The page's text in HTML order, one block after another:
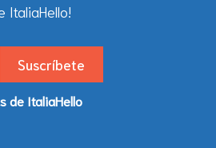
de ItaliaHello